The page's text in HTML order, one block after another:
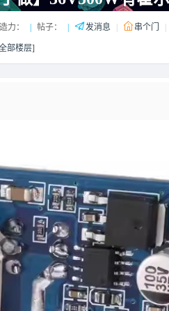
力： 帖子： 发消息 串个门
部楼层]